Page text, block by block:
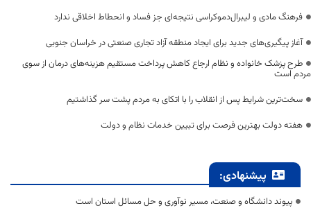
فرهنگ مادی و لیبرال‌دموکراسی نتیجه‌ای جز فساد و انحطاط اخلاقی ندارد
آغاز پیگیری‌های جدید برای ایجاد منطقه آزاد تجاری صنعتی در خراسان جنوبی
طرح پزشک خانواده و نظام ارجاع کاهش پرداخت مستقیم هزینه‌های درمان از سوی
مردم است
سخت‌ترین شرایط پس از انقلاب را با اتکای به مردم پشت سر گذاشتیم
هفته دولت بهترین فرصت برای تبیین خدمات نظام و دولت
پیشنهادی:
پیوند دانشگاه و صنعت، مسیر نوآوری و حل مسائل استان است